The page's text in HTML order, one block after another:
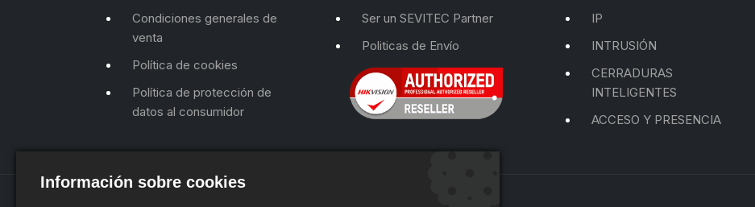
Condiciones generales de
venta
Política de cookies
Política de protección de
datos al consumidor
Ser un SEVITEC Partner
Politicas de Envío
IP
INTRUSIÓN
CERRADURAS
INTELIGENTES
ACCESO Y PRESENCIA
Información sobre cookies